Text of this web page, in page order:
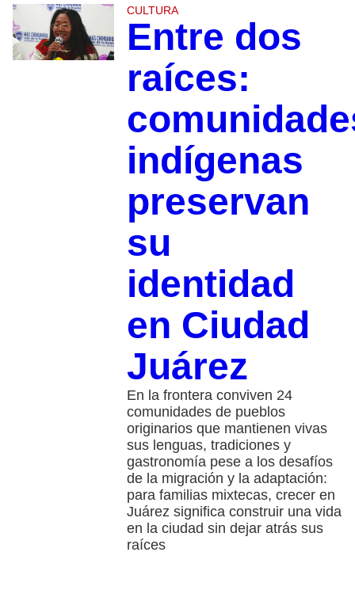
CULTURA
Entre dos
raíces:
indígenas
preservan
su
identidad
en Ciudad
Juárez
En la frontera conviven 24
comunidades de pueblos
originarios que mantienen vivas
sus lenguas, tradiciones y
gastronomía pese a los desafíos
de la migración y la adaptación:
para familias mixtecas, crecer en
Juárez significa construir una vida
en la ciudad sin dejar atrás sus
raíces